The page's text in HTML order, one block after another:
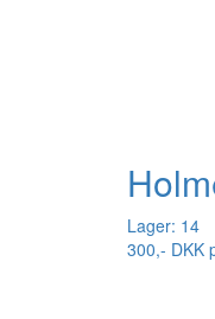
Lager: 14
300,- DKK